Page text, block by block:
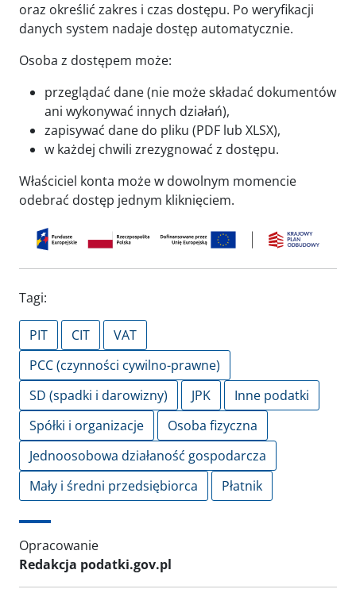
oraz określić zakres i czas dostępu. Po weryfikacji
danych system nadaje dostęp automatycznie.
Osoba z dostępem może:
przeglądać dane (nie może składać dokumentów
ani wykonywać innych działań),
zapisywać dane do pliku (PDF lub XLSX),
w każdej chwili zrezygnować z dostępu.
Właściciel konta może w dowolnym momencie
odebrać dostęp jednym kliknięciem.
Tagi:
PIT CIT
VAT
PCC (czynności cywilno-prawne)
SD (spadki i darowizny)
JPK
Inne podatki
Spółki i organizacje
Osoba fizyczna
Jednoosobowa działaność gospodarcza
Mały i średni przedsiębiorca
Płatnik
Opracowanie
Redakcja podatki.gov.pl